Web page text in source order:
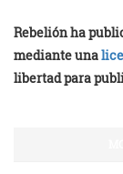
Rebelión ha
mediante una
libertad para